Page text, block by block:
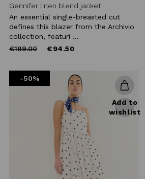
Gennifer linen blend jacket
An essential single-breasted cut
defines this blazer from the Archivio
collection, featuri ...
Price
€189.00to €94.50
-50%
Add to
wishlist